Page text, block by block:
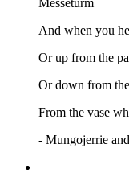
And when you
Or up from the
Or down from
From the vase
- Mungojerrie